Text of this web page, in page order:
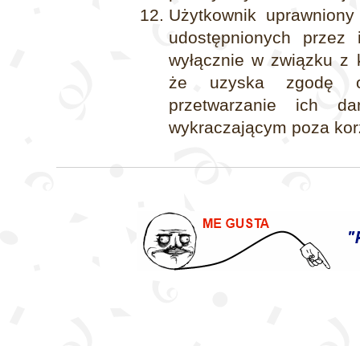
Użytkownik
udostępnionych przez
wyłącznie w związku z
że uzyska zgodę
przetwarzanie ich
wykraczającym poza